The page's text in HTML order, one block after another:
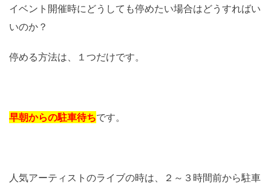
イベント開催時にどうしても停めたい場合はどうすればい
いのか？
停める方法は、１つだけです。
早朝からの駐車待ちです。
人気アーティストのライブの時は、２～３時間前から駐車